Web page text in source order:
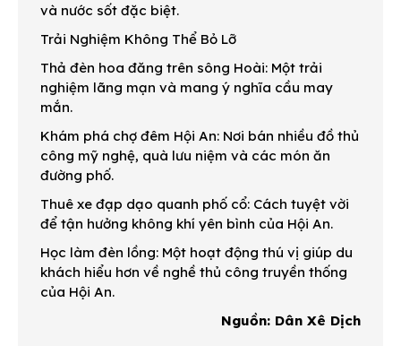
và nước sốt đặc biệt.
Trải Nghiệm Không Thể Bỏ Lỡ
Thả đèn hoa đăng trên sông Hoài: Một trải
nghiệm lãng mạn và mang ý nghĩa cầu may
mắn.
Khám phá chợ đêm Hội An: Nơi bán nhiều đồ thủ
công mỹ nghệ, quà lưu niệm và các món ăn
đường phố.
Thuê xe đạp dạo quanh phố cổ: Cách tuyệt vời
để tận hưởng không khí yên bình của Hội An.
Học làm đèn lồng: Một hoạt động thú vị giúp du
khách hiểu hơn về nghề thủ công truyền thống
của Hội An.
Nguồn: Dân Xê Dịch